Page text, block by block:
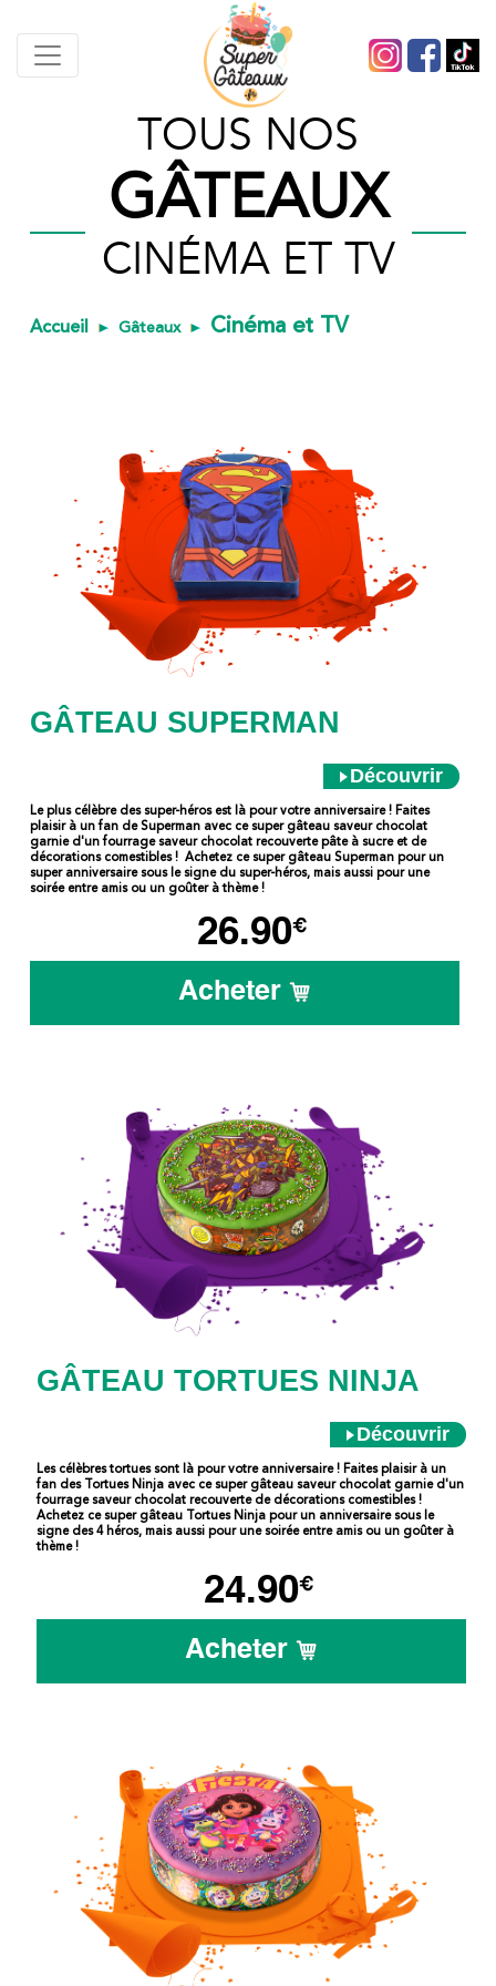
TOUS NOS
GÂTEAUX
CINÉMA ET TV
Accueil Gâteaux Cinéma et TV
GÂTEAU SUPERMAN
Découvrir
Le plus célèbre des super-héros est là pour votre anniversaire ! Faites
plaisir à un fan de Superman avec ce super gâteau saveur chocolat
garnie d'un fourrage saveur chocolat recouverte pâte à sucre et de
décorations comestibles ! Achetez ce super gâteau Superman pour un
super anniversaire sous le signe du super-héros, mais aussi pour une
soirée entre amis ou un goûter à thème !
26.90€
Acheter
GÂTEAU TORTUES NINJA
Découvrir
Les célèbres tortues sont là pour votre anniversaire ! Faites plaisir à un
fan des Tortues Ninja avec ce super gâteau saveur chocolat garnie d'un
fourrage saveur chocolat recouverte de décorations comestibles !
Achetez ce super gâteau Tortues Ninja pour un anniversaire sous le
signe des 4 héros, mais aussi pour une soirée entre amis ou un goûter à
thème !
24.90€
Acheter